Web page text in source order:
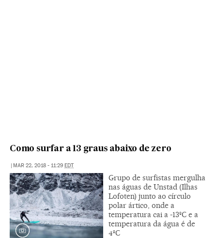
Como surfar a 13 graus abaixo de zero
| MAR 22, 2018 - 11:29 EDT
Grupo de surfistas mergulha
nas águas de Unstad (Ilhas
Lofoten) junto ao círculo
polar ártico, onde a
temperatura cai a -13ºC e a
temperatura da água é de
4ºC